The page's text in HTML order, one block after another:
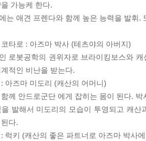
가능케 한다.
는 애견 프렌다와 함께 높은 능력을 발휘
타로 : 아즈마 박사 (테츠야의 아버지)
로봇공학의 권위자로 브라이킹보스와
적인 비난을 받는다.
아즈마 미도리 (캐산의 어머니)
께 안드로군단 에게 잡히는 몸이 된다.
을 발해서 미도리의 모습이 투영되고 캐
다.
: 럭키 (캐산의 좋은 파트너로 아즈마 박사